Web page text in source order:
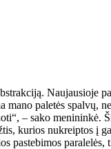
Naujausioje
paletės
– sako menininkė.
kurios nukreiptos į
paralelės,